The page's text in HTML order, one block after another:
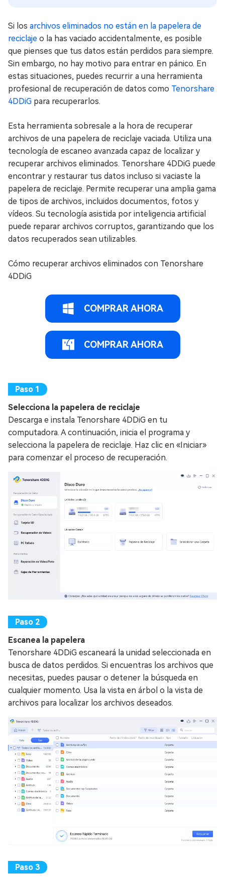
Si los archivos eliminados no están en la papelera de
reciclaje o la has vaciado accidentalmente, es posible
que pienses que tus datos están perdidos para siempre.
Sin embargo, no hay motivo para entrar en pánico. En
estas situaciones, puedes recurrir a una herramienta
profesional de recuperación de datos como Tenorshare
4DDiG para recuperarlos.
Esta herramienta sobresale a la hora de recuperar
archivos de una papelera de reciclaje vaciada. Utiliza una
tecnología de escaneo avanzada capaz de localizar y
recuperar archivos eliminados. Tenorshare 4DDiG puede
encontrar y restaurar tus datos incluso si vaciaste la
papelera de reciclaje. Permite recuperar una amplia gama
de tipos de archivos, incluidos documentos, fotos y
vídeos. Su tecnología asistida por inteligencia artificial
puede reparar archivos corruptos, garantizando que los
datos recuperados sean utilizables.
Cómo recuperar archivos eliminados con Tenorshare
4DDiG
COMPRAR AHORA
COMPRAR AHORA
Selecciona la papelera de reciclaje
Descarga e instala Tenorshare 4DDiG en tu
computadora. A continuación, inicia el programa y
selecciona la papelera de reciclaje. Haz clic en «Iniciar»
para comenzar el proceso de recuperación.
Escanea la papelera
Tenorshare 4DDiG escaneará la unidad seleccionada en
busca de datos perdidos. Si encuentras los archivos que
necesitas, puedes pausar o detener la búsqueda en
cualquier momento. Usa la vista en árbol o la vista de
archivos para localizar los archivos deseados.